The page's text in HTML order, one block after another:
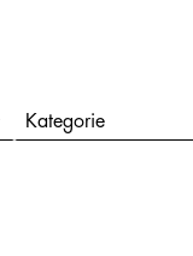
Kategorie